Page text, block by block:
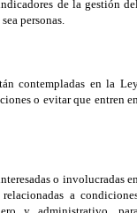
de la gestión
personas.
contempladas en la
o evitar que entren
o involucradas
a